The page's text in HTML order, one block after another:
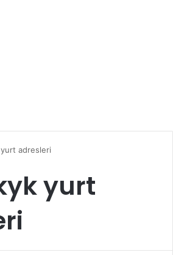
yurt adresleri
yurt